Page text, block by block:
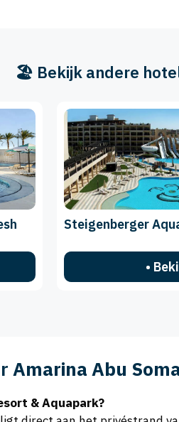
🏖️ Bekijk andere
Steigenberger
•
Amarina Abu
& Aquapark?